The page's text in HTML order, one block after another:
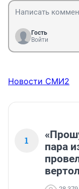
Гость
Войти
Новости СМИ2
1
пара